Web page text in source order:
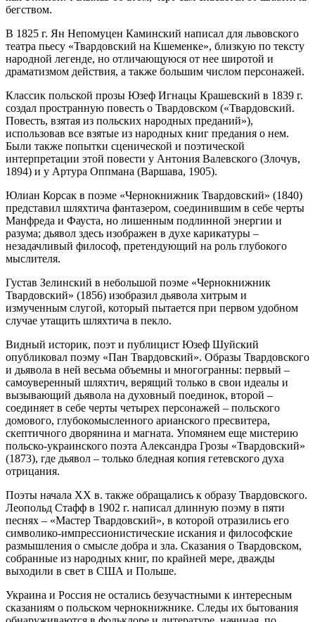
бегством.
В 1825 г. Ян Непомуцен Каминский написал для львовского
театра пьесу «Твардовский на Кшеменке», близкую по тексту
народной легенде, но отличающуюся от нее широтой и
драматизмом действия, а также большим числом персонажей.
Классик польской прозы Юзеф Игнацы Крашевский в 1839 г.
создал пространную повесть о Твардовском («Твардовский.
Повесть, взятая из польских народных преданий»),
использовав все взятые из народных книг предания о нем.
Были также попытки сценической и поэтической
интерпретации этой повести у Антония Валевского (Злочув,
1894) и у Артура Оппмана (Варшава, 1905).
Юлиан Корсак в поэме «Чернокнижник Твардовский» (1840)
представил шляхтича фантазером, соединившим в себе черты
Манфреда и Фауста, но лишенным подлинной энергии и
разума; дьявол здесь изображен в духе карикатуры –
незадачливый философ, претендующий на роль глубокого
мыслителя.
Густав Зелинский в небольшой поэме «Чернокнижник
Твардовский» (1856) изобразил дьявола хитрым и
измученным слугой, который пытается при первом удобном
случае утащить шляхтича в пекло.
Видный историк, поэт и публицист Юзеф Шуйский
опубликовал поэму «Пан Твардовский». Образы Твардовского
и дьявола в ней весьма объемны и многогранны: первый –
самоуверенный шляхтич, верящий только в свои идеалы и
вызывающий дьявола на духовный поединок, второй –
соединяет в себе черты четырех персонажей – польского
домового, глубокомысленного арианского пресвитера,
скептичного дворянина и магната. Упомянем еще мистерию
польско-украинского поэта Александра Грозы «Твардовский»
(1873), где дьявол – только бледная копия гетевского духа
отрицания.
Поэты начала XX в. также обращались к образу Твардовского.
Леопольд Стафф в 1902 г. написал длинную поэму в пяти
песнях – «Мастер Твардовский», в которой отразились его
символико-импрессионистические искания и философские
размышления о смысле добра и зла. Сказания о Твардовском,
собранные из народных книг, по крайней мере, дважды
выходили в свет в США и Польше.
Украина и Россия не остались безучастными к интересным
сказаниям о польском чернокнижнике. Следы их бытования